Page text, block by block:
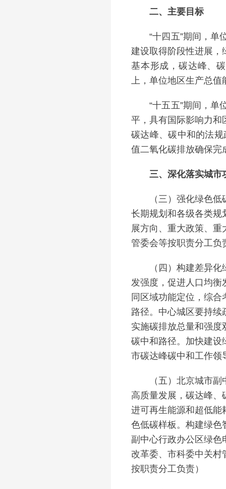
二、主要目标
“十四五”期间，单位
建设取得阶段性进展，
基本形成，碳达峰、
上，单位地区生产总值
“十五五”期间，单位
平，具有国际影响力和
碳达峰、碳中和的法
值二氧化碳排放确保完
三、深化落实城市功
（三）强化绿色低碳
长期规划和各级各类规
展方向、重大政策、
管委会等按职责分工负
（四）构建差异化绿
发强度，促进人口均衡
同区域功能定位，综
路径。中心城区要持
实施碳排放总量和强
碳中和路径。加快建设
市碳达峰碳中和工作领
（五）北京城市副中
高质量发展，碳达峰
进可再生能源和超低能
色低碳样板。构建绿色
副中心行政办公区绿色
改革委、市科委中关村
按职责分工负责）